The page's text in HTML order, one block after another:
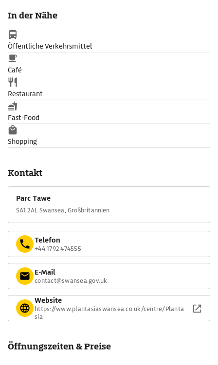
In der Nähe
Öffentliche Verkehrsmittel
Café
Restaurant
Fast-Food
Shopping
Kontakt
Parc Tawe
SA1 2AL Swansea, Großbritannien
Telefon
+44 1792 474555
E-Mail
contact@swansea.gov.uk
Website
https://www.plantasiaswansea.co.uk/centre/Planta
sia
Öffnungszeiten & Preise